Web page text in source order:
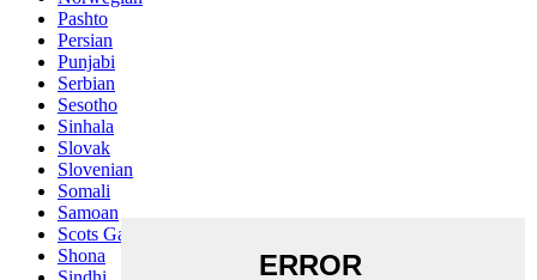
Pashto
Persian
Punjabi
Serbian
Sesotho
Sinhala
Slovak
Slovenian
Somali
Samoan
Scots Gaelic
Shona